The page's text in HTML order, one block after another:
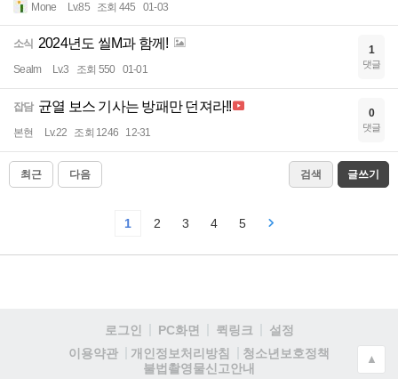
Mone Lv.85 조회 445 01-03
소식 2024년도 씰M과 함께!
Sealm Lv.3 조회 550 01-01
1
댓글
잡담 균열 보스 기사는 방패만 던져라!!
본현 Lv.22 조회 1246 12-31
0
댓글
최근 다음 검색 글쓰기
1 2 3 4 5
로그인 PC화면 퀵링크
설정
이용약관
개인정보처리방침
청소년보호정책
불법촬영물신고안내
▲